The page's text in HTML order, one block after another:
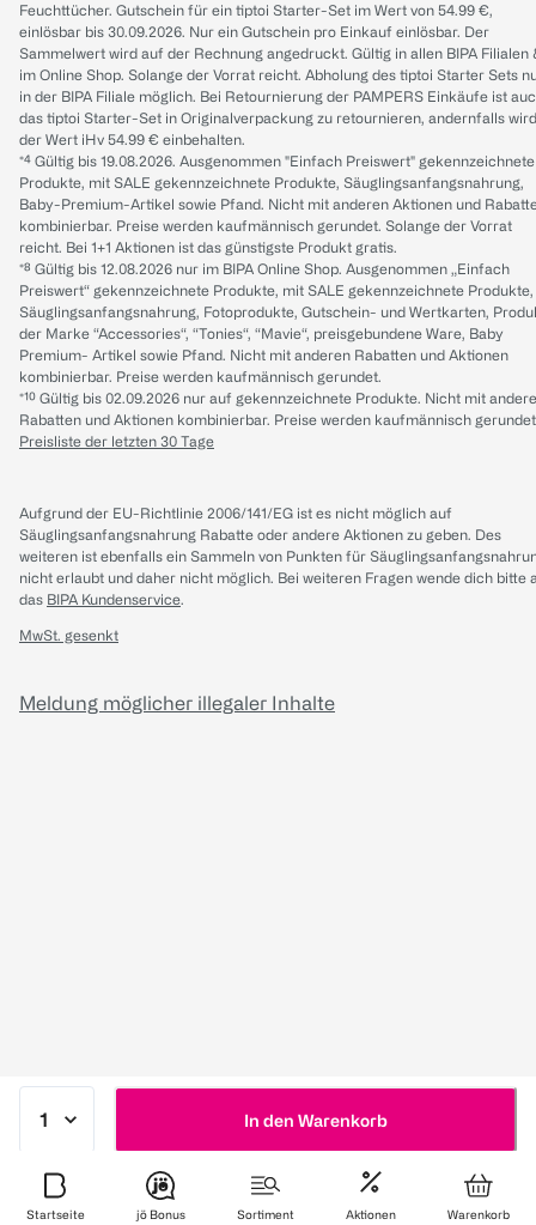
In den Warenkorb
Feuchttücher. Gutschein für ein tiptoi Starter-Set im Wert von 54.99 €,
einlösbar bis 30.09.2026. Nur ein Gutschein pro Einkauf einlösbar. Der
Sammelwert wird auf der Rechnung angedruckt. Gültig in allen BIPA Filialen
im Online Shop. Solange der Vorrat reicht. Abholung des tiptoi Starter Sets
in der BIPA Filiale möglich. Bei Retournierung der PAMPERS Einkäufe ist
das tiptoi Starter-Set in Originalverpackung zu retournieren, andernfalls wird
der Wert iHv 54.99 € einbehalten.
*⁴ Gültig bis 19.08.2026. Ausgenommen "Einfach Preiswert" gekennzeichnete
Produkte, mit SALE gekennzeichnete Produkte, Säuglingsanfangsnahrung,
Baby-Premium-Artikel sowie Pfand. Nicht mit anderen Aktionen und
kombinierbar. Preise werden kaufmännisch gerundet. Solange der Vorrat
reicht. Bei 1+1 Aktionen ist das günstigste Produkt gratis.
*⁸ Gültig bis 12.08.2026 nur im BIPA Online Shop. Ausgenommen „Einfach
Preiswert“ gekennzeichnete Produkte, mit SALE gekennzeichnete Produkte,
Säuglingsanfangsnahrung, Fotoprodukte, Gutschein- und Wertkarten,
der Marke “Accessories“, “Tonies“, “Mavie“, preisgebundene Ware, Baby
Premium- Artikel sowie Pfand. Nicht mit anderen Rabatten und Aktionen
kombinierbar. Preise werden kaufmännisch gerundet.
*¹⁰ Gültig bis 02.09.2026 nur auf gekennzeichnete Produkte. Nicht mit
Rabatten und Aktionen kombinierbar. Preise werden kaufmännisch
Preisliste der letzten 30 Tage
Aufgrund der EU-Richtlinie 2006/141/EG ist es nicht möglich auf
Säuglingsanfangsnahrung Rabatte oder andere Aktionen zu geben. Des
weiteren ist ebenfalls ein Sammeln von Punkten für
nicht erlaubt und daher nicht möglich. Bei weiteren Fragen wende dich bitte
das BIPA Kundenservice.
MwSt. gesenkt
Meldung möglicher illegaler Inhalte
Startseite jö Bonus Sortiment Aktionen Warenkorb